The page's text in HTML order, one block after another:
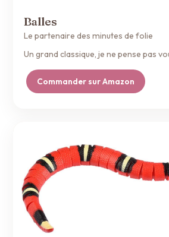
Balles
Le partenaire des minutes de folie
Un grand classique, je ne pense pas
Commander sur Amazon